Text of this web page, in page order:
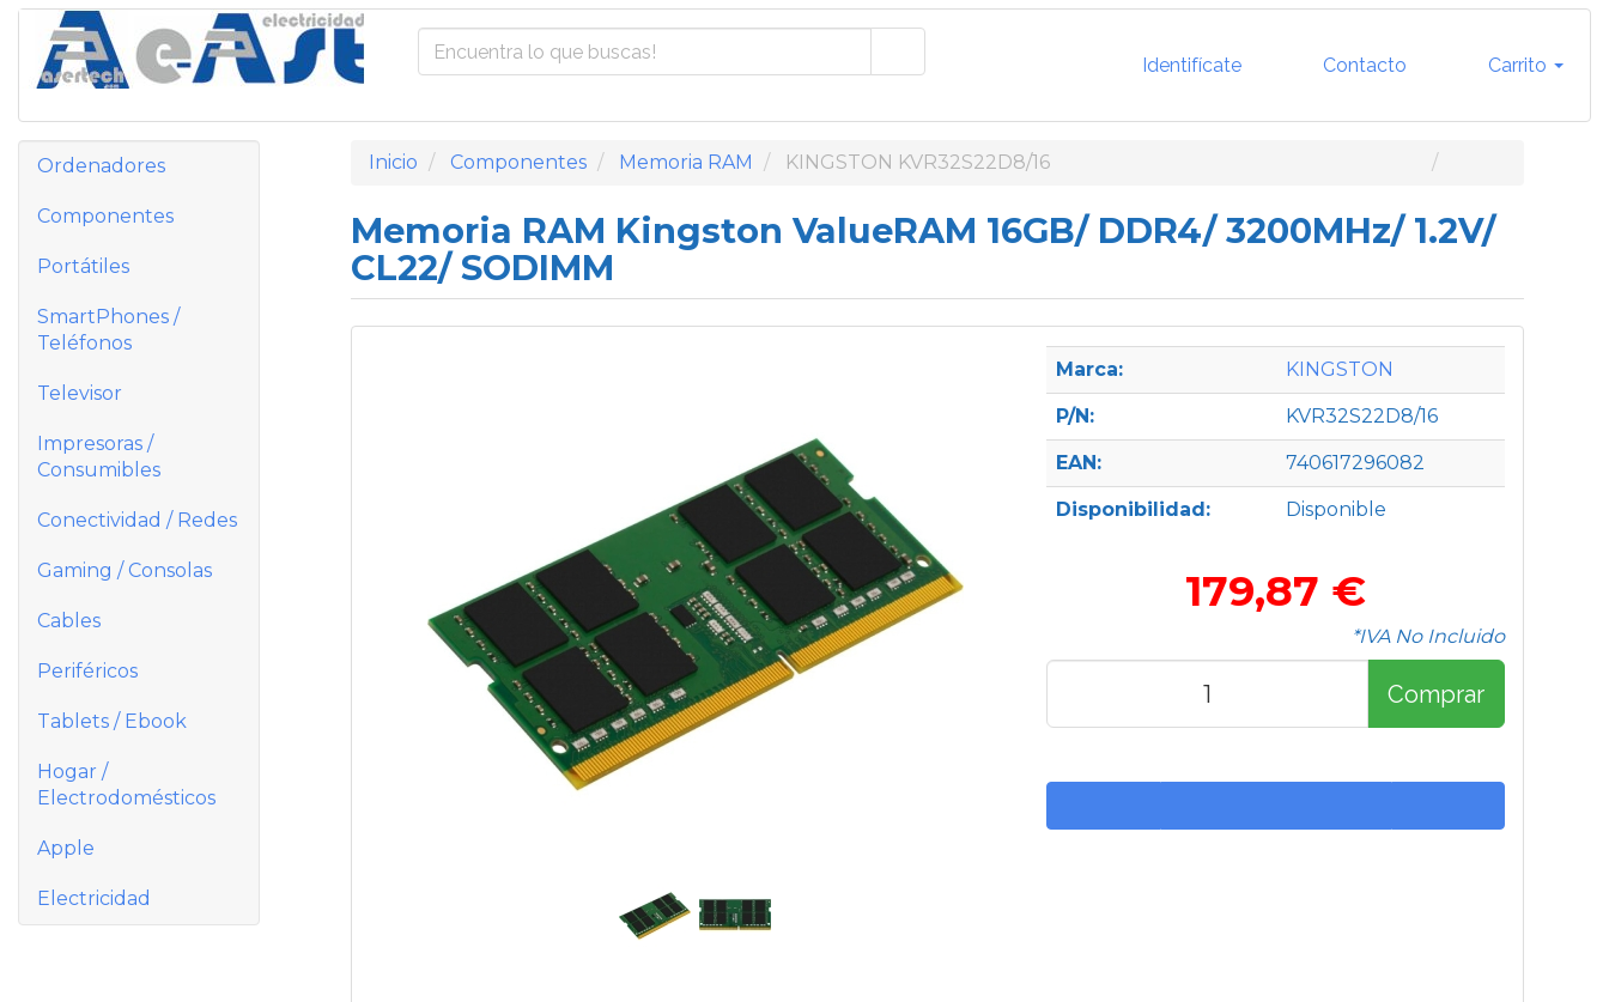
Identifícate Contacto Carrito
Ordenadores
Componentes
Portátiles
SmartPhones /
Teléfonos
Televisor
Impresoras /
Consumibles
Conectividad / Redes
Gaming / Consolas
Cables
Periféricos
Tablets / Ebook
Hogar /
Electrodomésticos
Apple
Electricidad
Inicio Componentes Memoria RAM KINGSTON KVR32S22D8/16
Memoria RAM Kingston ValueRAM 16GB/ DDR4/ 3200MHz/ 1.2V/
CL22/ SODIMM
Marca: KINGSTON
P/N: KVR32S22D8/16
EAN: 740617296082
Disponibilidad: Disponible
179,87 €
*IVA No Incluido
Comprar